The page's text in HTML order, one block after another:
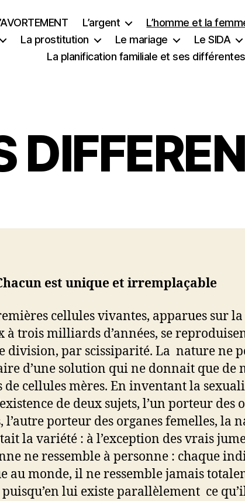
L’argent
L’homme et la
La prostitution Le mariage Le SIDA
La planification familiale et ses
est unique et irremplaçable
cellules vivantes, apparues sur
à trois milliards d’années, se
division, par scissiparité. La nature ne
d’une solution qui ne donnait que de
de cellules mères. En inventant la
de deux sujets, l’un porteur des
l’autre porteur des organes femelles, la
la variété : à l’exception des vrais
ne ressemble à personne : chaque
au monde, il ne ressemble jamais
lui existe parallèlement ce